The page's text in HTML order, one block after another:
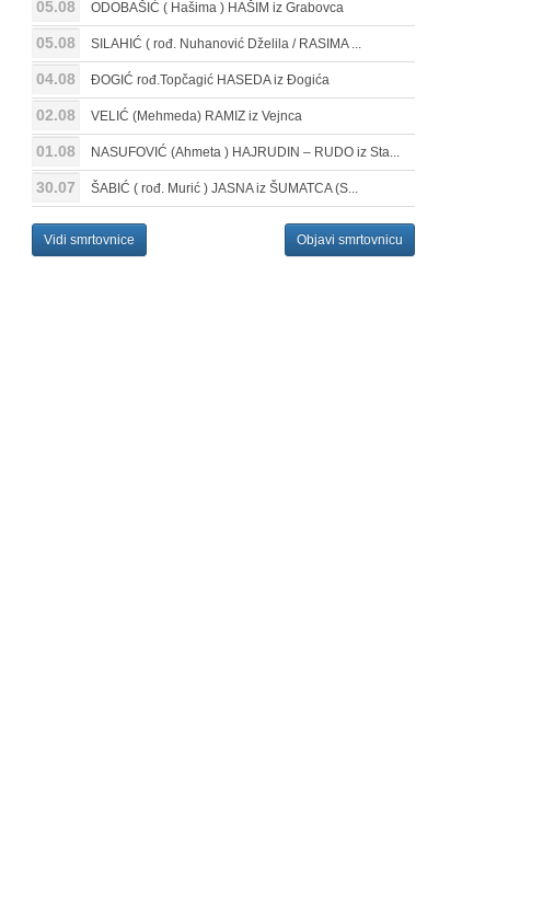
05.08 ODOBAŠIĆ ( Hašima ) HAŠIM iz Grabovca
05.08 SILAHIĆ ( rođ. Nuhanović Dželila / RASIMA ...
04.08 ĐOGIĆ rođ.Topčagić HASEDA iz Đogića
02.08 VELIĆ (Mehmeda) RAMIZ iz Vejnca
01.08 NASUFOVIĆ (Ahmeta ) HAJRUDIN – RUDO iz Sta...
30.07 ŠABIĆ ( rođ. Murić ) JASNA iz ŠUMATCA (S...
Vidi smrtovnice Objavi smrtovnicu